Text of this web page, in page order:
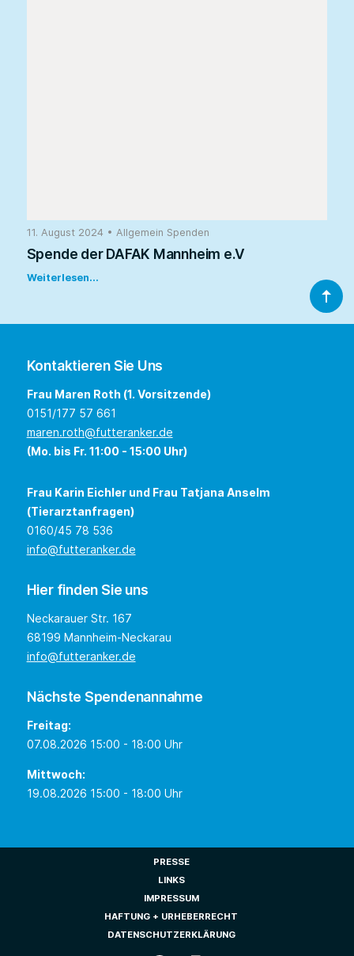
11. August 2024 • Allgemein Spenden
Spende der DAFAK Mannheim e.V
Weiterlesen...
Kontaktieren Sie Uns
Frau Maren Roth (1. Vorsitzende)
0151/177 57 661
maren.roth@futteranker.de
(Mo. bis Fr. 11:00 - 15:00 Uhr)
Frau Karin Eichler und Frau Tatjana Anselm
(Tierarztanfragen)
0160/45 78 536
info@futteranker.de
Hier finden Sie uns
Neckarauer Str. 167
68199 Mannheim-Neckarau
info@futteranker.de
Nächste Spendenannahme
Freitag:
07.08.2026 15:00 - 18:00 Uhr
Mittwoch:
19.08.2026 15:00 - 18:00 Uhr
PRESSE
LINKS
IMPRESSUM
HAFTUNG + URHEBERRECHT
DATENSCHUTZERKLÄRUNG